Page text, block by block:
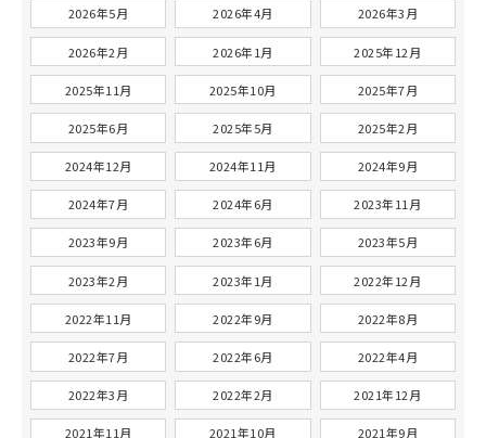
2026年5月 2026年4月 2026年3月
2026年2月 2026年1月 2025年12月
2025年11月 2025年10月 2025年7月
2025年6月 2025年5月 2025年2月
2024年12月 2024年11月 2024年9月
2024年7月 2024年6月 2023年11月
2023年9月 2023年6月 2023年5月
2023年2月 2023年1月 2022年12月
2022年11月 2022年9月 2022年8月
2022年7月 2022年6月 2022年4月
2022年3月 2022年2月 2021年12月
2021年11月 2021年10月 2021年9月